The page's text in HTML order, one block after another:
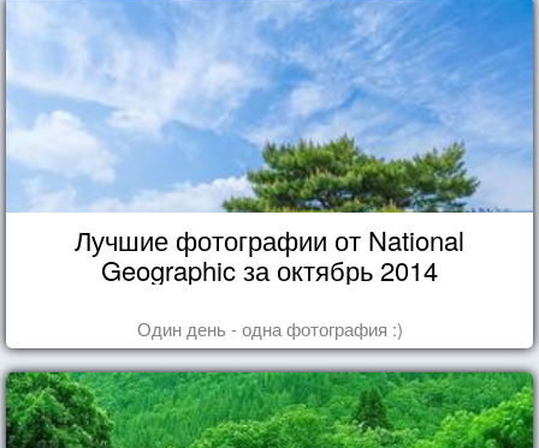
Лучшие фотографии от National
Geographic за октябрь 2014
Один день - одна фотография :)